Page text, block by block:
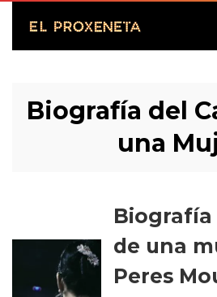
Biografía del
una
Biografía
de una
Peres